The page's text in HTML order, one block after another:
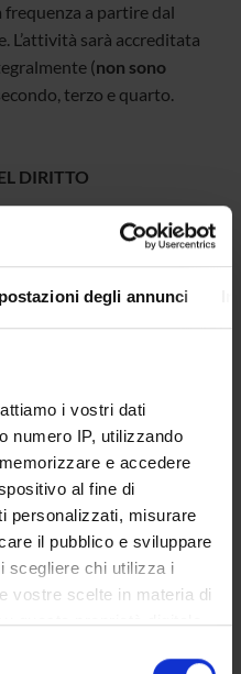
degli annunci
i vostri dati
numero IP, utilizzando
e accedere
al fine di
personalizzati, misurare
il pubblico e sviluppare
scegliere chi utilizza i
vostre scelte in materia di
questa proprietà digitale
frequenza a partire dal
L’attività sarà accreditata
(non sono
terzo e quarto.
DIRITTO
2020 del Laboratorio
dei crediti
alla locandina allegata.
del Laboratorio di Didattica
Progetto di Eccellenza
di Scienze Giuridiche